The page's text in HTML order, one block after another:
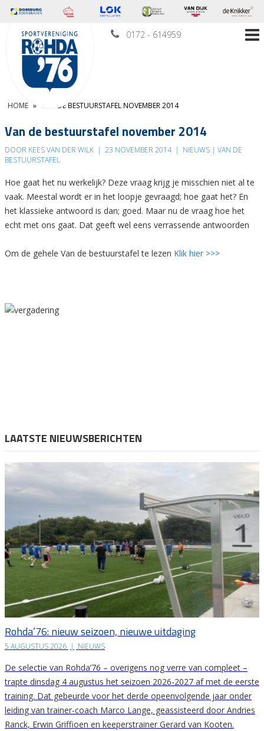
0172 - 614959
HOME » VAN DE BESTUURSTAFEL NOVEMBER 2014
Van de bestuurstafel november 2014
DOOR KEES VAN DER WILK | 23 NOVEMBER 2014 | NIEUWS | VAN DE
BESTUURSTAFEL
Hoe gaat het nu werkelijk? Deze vraag krijg je misschien niet al te
vaak. Meestal wordt er in het loopje gevraagd; hoe gaat het? En
het klassieke antwoord is dan; goed. Maar nu de vraag hoe het
echt met ons gaat. Dat geeft wel eens verrassende antwoorden
Om de gehele Van de bestuurstafel te lezen Klik hier >>>
LAATSTE NIEUWSBERICHTEN
Rohda’76: nieuw seizoen, nieuwe uitdaging
5 AUGUSTUS 2026 | NIEUWS
De selectie van Rohda’76 – overigens nog verre van compleet –
trapte dinsdag 4 augustus het seizoen 2026-2027 af met de eerste
training. Dat gebeurde voor het derde opeenvolgende jaar onder
leiding van trainer-coach Marco Lange, geassisteerd door Andries
Ranck, Erwin Griffioen en keeperstrainer Gerard van Kooten.